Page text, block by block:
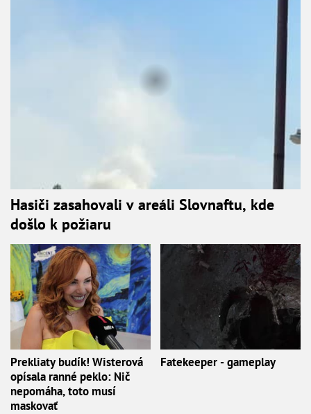
Hasiči zasahovali v areáli Slovnaftu, kde
došlo k požiaru
Prekliaty budík! Wisterová
opísala ranné peklo: Nič
nepomáha, toto musí
maskovať
Fatekeeper - gameplay